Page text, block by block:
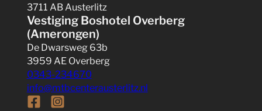
3711 AB Austerlitz
Vestiging Boshotel Overberg
(Amerongen)
De Dwarsweg 63b
3959 AE Overberg
0343-234670
info@mtbcenterausterlitz.nl
Follow us on Facebook
Follow us on Instagram